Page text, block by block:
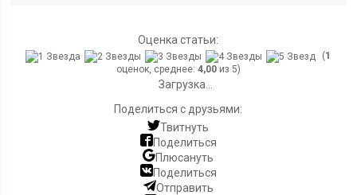
Оценка статьи:
(1
оценок, среднее: 4,00из 5)
Загрузка...
Поделиться с друзьями:
Твитнуть
Поделиться
Плюсануть
Поделиться
Отправить